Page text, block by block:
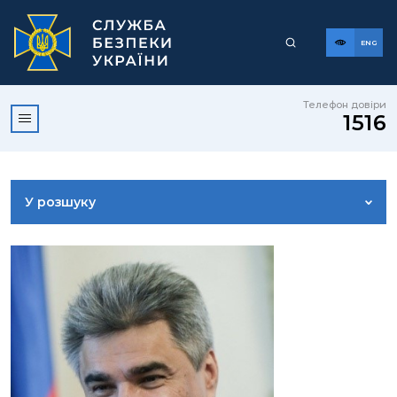
ENG
Телефон довіри
1516
У розшуку
ДОСТУП ДО ПУБЛІЧНОЇ ІНФОРМАЦІЇ
ЗВЕРНЕННЯ ГРОМАДЯН
КОРИСНА ІНФОРМАЦІЯ